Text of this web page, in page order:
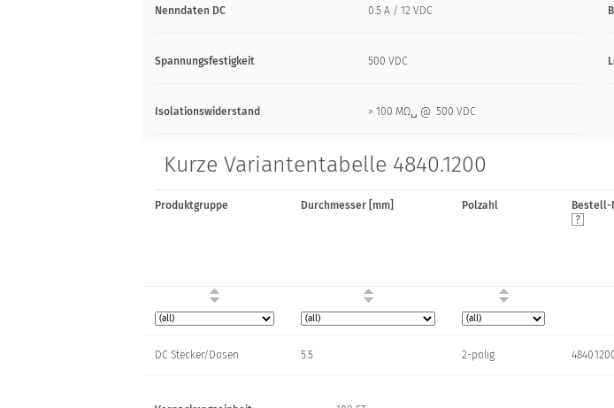
Nenndaten DC 0.5 A / 12 VDC
Spannungsfestigkeit 500 VDC
Isolationswiderstand > 100 MΩ␣ @ 500 VDC
Kurze Variantentabelle 4840.1200
Produktgruppe Durchmesser [mm] Polzahl Bestell-
DC Stecker/Dosen 5.5 2-polig